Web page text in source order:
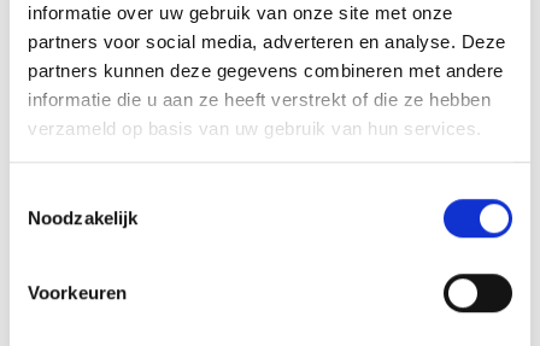
informatie over uw gebruik van onze site met onze
partners voor social media, adverteren en analyse. Deze
partners kunnen deze gegevens combineren met andere
informatie die u aan ze heeft verstrekt of die ze hebben
verzameld op basis van uw gebruik van hun services.
Noodzakelijk
Voorkeuren
Wilk Sento 490 HTD 2014
– incl. gewichtsverhoging 1700 kg, reserve
wiel houder, reserve wiel + krik, plissé
hordeur, verzwaarde uitdraaisteunen met
Alko big foots, aluminium velgen,
van € 24.362,- voor € 20.950,-
Wilk Sento 530 UE 2014